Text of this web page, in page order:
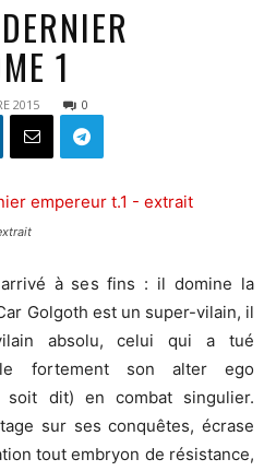
1
2015 0
à ses fins : il domine la
Golgoth est un super-vilain, il
absolu, celui qui a tué
fortement son alter ego
soit dit) en combat singulier.
sur ses conquêtes, écrase
tout embryon de résistance,